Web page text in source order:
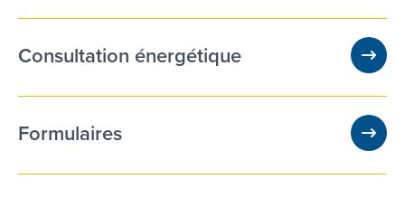
Consultation énergétique
Formulaires